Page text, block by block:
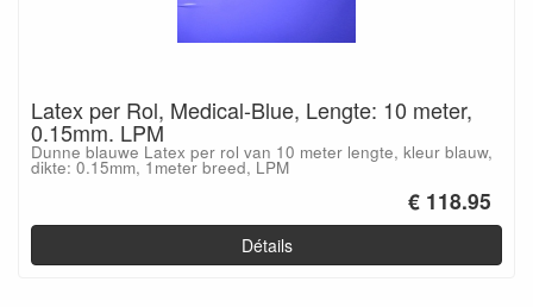
Latex per Rol, Medical-Blue, Lengte: 10 meter,
0.15mm. LPM
Dunne blauwe Latex per rol van 10 meter lengte, kleur blauw,
dikte: 0.15mm, 1meter breed, LPM
€ 118.95
Détails